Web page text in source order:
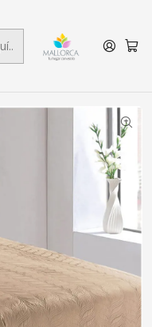
1,5 plazas
Cafe Claro